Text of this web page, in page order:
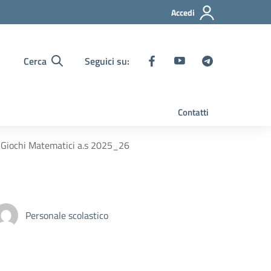
Accedi
Cerca Seguici su:
Contatti
Matematici a.s 2025_26
Personale scolastico